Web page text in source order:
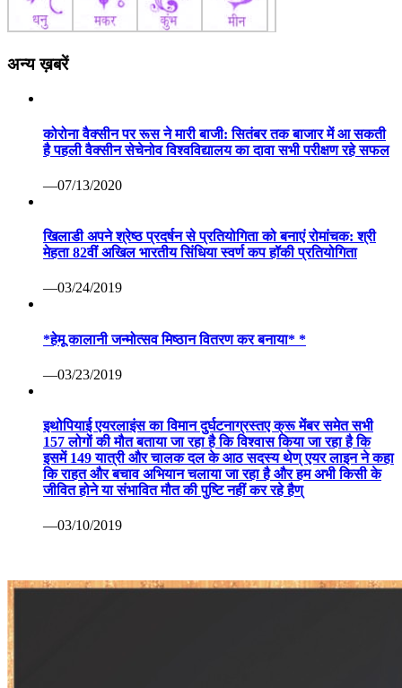
अन्य ख़बरें
कोरोना वैक्सीन पर रूस ने मारी बाजी: सितंबर तक बाजार में आ सकती
है पहली वैक्सीन सेचेनोव विश्वविद्यालय का दावा सभी परीक्षण रहे सफल
—07/13/2020
खिलाडी अपने श्रेष्ठ प्रदर्षन से प्रतियोगिता को बनाएं रोमांचक: श्री
मेहता 82वीं अखिल भारतीय सिंधिया स्वर्ण कप हॉकी प्रतियोगिता
—03/24/2019
*हेमू कालानी जन्मोत्सव मिष्ठान वितरण कर बनाया* *
—03/23/2019
इथोपियाई एयरलाइंस का विमान दुर्घटनाग्रस्तए क्रू मेंबर समेत सभी
157 लोगों की मौत बताया जा रहा है कि विश्वास किया जा रहा है कि
इसमें 149 यात्री और चालक दल के आठ सदस्य थेण् एयर लाइन ने कहा
कि राहत और बचाव अभियान चलाया जा रहा है और हम अभी किसी के
जीवित होने या संभावित मौत की पुष्टि नहीं कर रहे हैण्
—03/10/2019